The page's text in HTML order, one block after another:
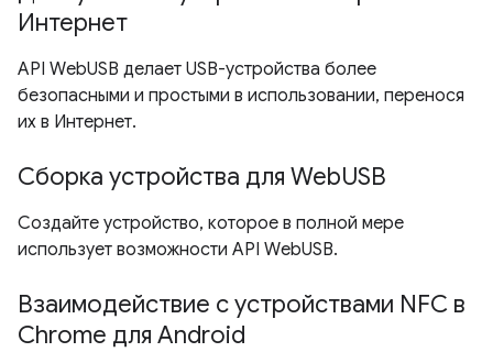
Интернет
API WebUSB делает USB-устройства более
безопасными и простыми в использовании, перенося
их в Интернет.
Сборка устройства для WebUSB
Создайте устройство, которое в полной мере
использует возможности API WebUSB.
Взаимодействие с устройствами NFC в
Chrome для Android